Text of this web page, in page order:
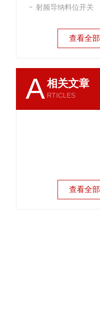
射频导纳料位开关
查看全部
A相关文章
RTICLES
查看全部